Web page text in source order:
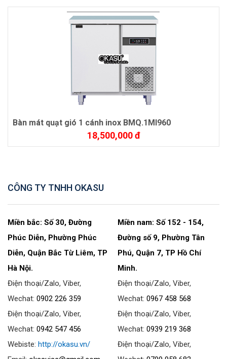
Bàn mát quạt gió 1 cánh inox BMQ.1MI960
18,500,000 đ
CÔNG TY TNHH OKASU
Miền bắc: Số 30, Đường
Phúc Diễn, Phường Phúc
Diễn, Quận Bắc Từ Liêm, TP
Hà Nội.
Điện thoại/Zalo, Viber,
Wechat: 0902 226 359
Điện thoại/Zalo, Viber,
Wechat: 0942 547 456
Webiste: http://okasu.vn/
Miền nam: Số 152 - 154,
Đường số 9, Phường Tân
Phú, Quận 7, TP Hồ Chí
Minh.
Điện thoại/Zalo, Viber,
Wechat:0967 458 568
Điện thoại/Zalo, Viber,
Wechat:0939 219 368
Điện thoại/Zalo, Viber,